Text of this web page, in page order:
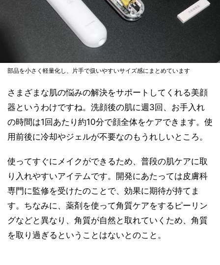
部品を小さく軽量化し、片手で扱いやすいサイズ感にまとめています
さまざまな肌の悩みの解決をサポートしてくれる美顔
器というわけですね。洗顔後の肌に週3回、お手入れ
の時間は1回あたり約10分で顔全体をケアできます。使
用前後に冷却やジェルが不要なのもうれしいところ。
使ってすぐにメイクができるため、普段の肌ケアに取
り入れやすいアイテムです。開発にあたっては皮膚科
専門に監修を受けたのことで、効果に期待が持てま
す。ちなみに、薬剤を使って角質ケアをするピーリン
グなどと異なり、角質が自然と取れていくため、角質
を取り過ぎるということはないとのこと。